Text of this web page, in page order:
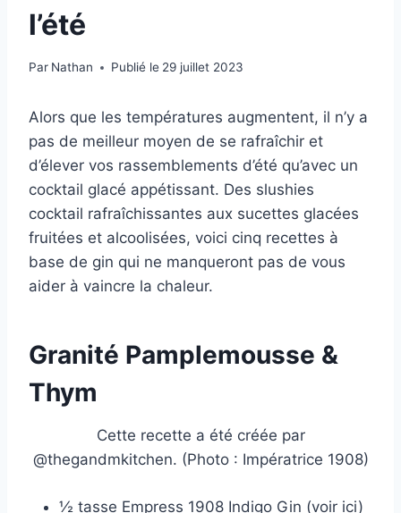
l’été
Par Nathan Publié le 29 juillet 2023
Alors que les températures augmentent, il n’y a
pas de meilleur moyen de se rafraîchir et
d’élever vos rassemblements d’été qu’avec un
cocktail glacé appétissant. Des slushies
cocktail rafraîchissantes aux sucettes glacées
fruitées et alcoolisées, voici cinq recettes à
base de gin qui ne manqueront pas de vous
aider à vaincre la chaleur.
Granité Pamplemousse &
Thym
Cette recette a été créée par
@thegandmkitchen. (Photo : Impératrice 1908)
½ tasse Empress 1908 Indigo Gin (voir ici)